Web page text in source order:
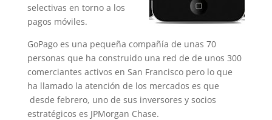
selectivas en torno a los
pagos móviles.
GoPago es una pequeña compañía de unas 70
personas que ha construido una red de de unos 300
comerciantes activos en San Francisco pero lo que
ha llamado la atención de los mercados es que
desde febrero, uno de sus inversores y socios
estratégicos es JPMorgan Chase.